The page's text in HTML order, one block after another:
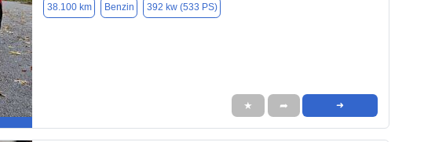
38.100 km Benzin 392 kw (533 PS)
★ ➦ ➜